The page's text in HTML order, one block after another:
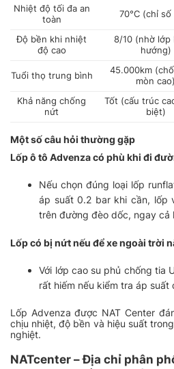
Nhiệt độ tối đa an
toàn
70°C (chỉ số
Độ bền khi nhiệt
độ cao
8/10 (nhờ lớp
hướng)
Tuổi thọ trung bình
45.000km
mòn cao)
Khả năng chống
nứt
Tốt (cấu trúc
biệt)
Một số câu hỏi thường gặp
Lốp ô tô Advenza có phù khi đi
Nếu chọn đúng loại lốp
áp suất 0.2 bar khi cần, lốp
trên đường đèo dốc, ngay cả
Lốp có bị nứt nếu để xe ngoài trời
Với lớp cao su phủ chống tia
rất hiếm nếu kiểm tra áp suất
Lốp Advenza được NAT Center
chịu nhiệt, độ bền và hiệu suất
nghiệt.
NATcenter – Địa chỉ phân